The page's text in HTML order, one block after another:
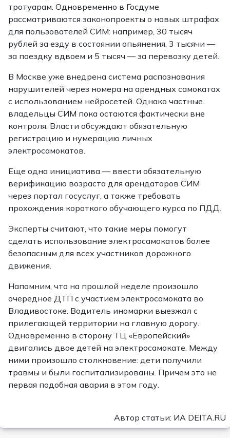
тротуарам. Одновременно в Госдуме
рассматриваются законопроекты о новых штрафах
для пользователей СИМ: например, 30 тысяч
рублей за езду в состоянии опьянения, 3 тысячи —
за поездку вдвоем и 5 тысяч — за перевозку детей.
В Москве уже внедрена система распознавания
нарушителей через номера на арендных самокатах
с использованием нейросетей. Однако частные
владельцы СИМ пока остаются фактически вне
контроля. Власти обсуждают обязательную
регистрацию и нумерацию личных
электросамокатов.
Еще одна инициатива — ввести обязательную
верификацию возраста для арендаторов СИМ
через портал госуслуг, а также требовать
прохождения короткого обучающего курса по ПДД.
Эксперты считают, что такие меры помогут
сделать использование электросамокатов более
безопасным для всех участников дорожного
движения.
Напомним, что на прошлой неделе произошло
очередное ДТП с участием электросамоката во
Владивостоке. Водитель иномарки выезжал с
прилегающей территории на главную дорогу.
Одновременно в сторону ТЦ «Европейский»
двигались двое детей на электросамокате. Между
ними произошло столкновение: дети получили
травмы и были госпитализированы. Причем это не
первая подобная авария в этом году.
Автор статьи: ИА DEITA.RU